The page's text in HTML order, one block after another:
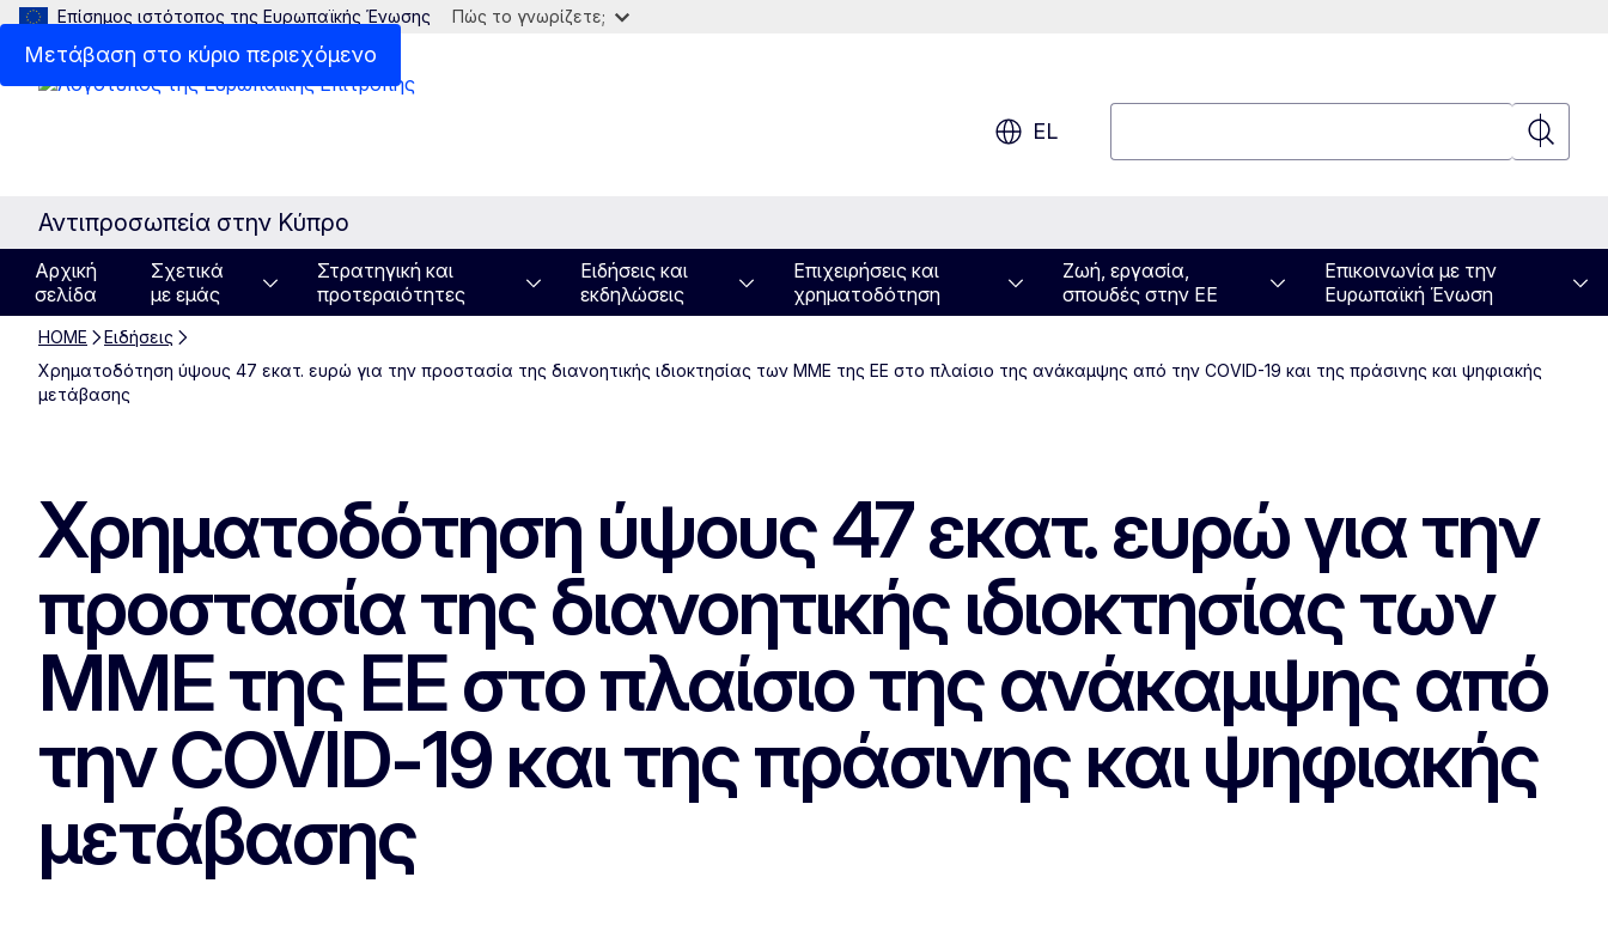
Μετάβαση στο κύριο περιεχόμενο
Επίσημος ιστότοπος της Ευρωπαϊκής Ένωσης Πώς το γνωρίζετε;
EL
Αντιπροσωπεία στην Κύπρο
Αρχική
σελίδα
Σχετικά
με εμάς
Στρατηγική και
προτεραιότητες
Ειδήσεις και
εκδηλώσεις
Επιχειρήσεις και
χρηματοδότηση
Ζωή, εργασία,
σπουδές στην ΕΕ
Επικοινωνία με την
Ευρωπαϊκή Ένωση
HOME
Ειδήσεις
Χρηματοδότηση ύψους 47 εκατ. ευρώ για την προστασία της διανοητικής ιδιοκτησίας των ΜΜΕ της ΕΕ στο πλαίσιο της ανάκαμψης από την COVID-19 και της πράσινης και ψηφιακής
μετάβασης
Χρηματοδότηση ύψους 47 εκατ. ευρώ για την
προστασία της διανοητικής ιδιοκτησίας των
ΜΜΕ της ΕΕ στο πλαίσιο της ανάκαμψης από
την COVID-19 και της πράσινης και ψηφιακής
μετάβασης